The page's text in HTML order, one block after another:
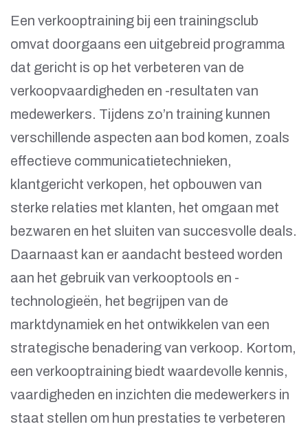
Een verkooptraining bij een trainingsclub
omvat doorgaans een uitgebreid programma
dat gericht is op het verbeteren van de
verkoopvaardigheden en -resultaten van
medewerkers. Tijdens zo’n training kunnen
verschillende aspecten aan bod komen, zoals
effectieve communicatietechnieken,
klantgericht verkopen, het opbouwen van
sterke relaties met klanten, het omgaan met
bezwaren en het sluiten van succesvolle deals.
Daarnaast kan er aandacht besteed worden
aan het gebruik van verkooptools en -
technologieën, het begrijpen van de
marktdynamiek en het ontwikkelen van een
strategische benadering van verkoop. Kortom,
een verkooptraining biedt waardevolle kennis,
vaardigheden en inzichten die medewerkers in
staat stellen om hun prestaties te verbeteren